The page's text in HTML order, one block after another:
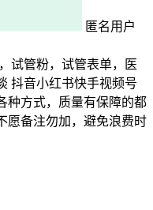
匿名用户
试管粉，试管表单，医
抖音小红书快手视频号
种方式，质量有保障的都
愿备注勿加，避免浪费时